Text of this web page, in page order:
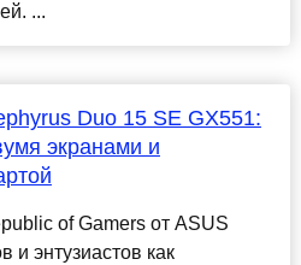
...
Duo 15 SE GX551:
экранами и
of Gamers от ASUS
и энтузиастов как